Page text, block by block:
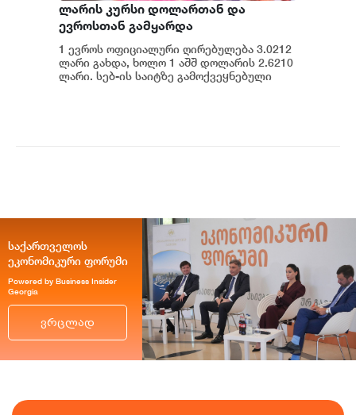
ლარის კურსი დოლართან და
ევროსთან გამყარდა
1 ევროს ოფიციალური ღირებულება 3.0212
ლარი გახდა, ხოლო 1 აშშ დოლარის 2.6210
ლარი. სებ-ის საიტზე გამოქვეყნებული
საქართველოს
ეკონომიკური ფორუმი
Powered by Business Insider
Georgia
ვრცლად